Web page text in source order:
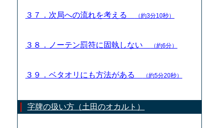
３７．次局への流れを考える （約3分10秒）
３８．ノーテン罰符に固執しない （約6分）
３９．ベタオリにも方法がある （約5分20秒）
字牌の扱い方（土田のオカルト）